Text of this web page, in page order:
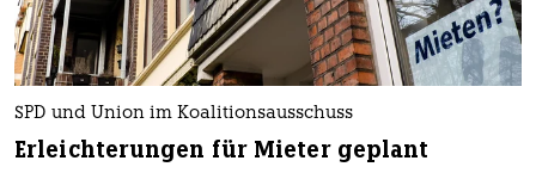
SPD und Union im Koalitionsausschuss
Erleichterungen für Mieter geplant